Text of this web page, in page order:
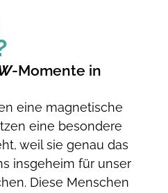
-Momente in
eine magnetische
eine besondere
weil sie genau das
insgeheim für unser
Diese Menschen